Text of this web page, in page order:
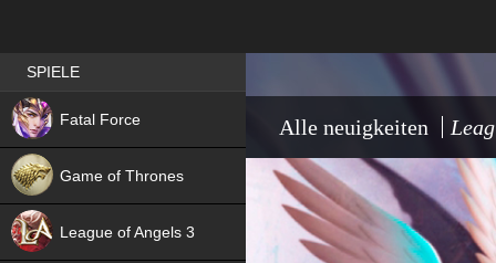
Alle neuigkeiten
Best RPG games in Germany
SPIELE
Fatal Force
NEW
Game of Thrones
League of Angels 3